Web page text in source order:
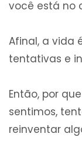
você está no
Afinal, a vida
tentativas e
Então, por
sentimos,
reinventar